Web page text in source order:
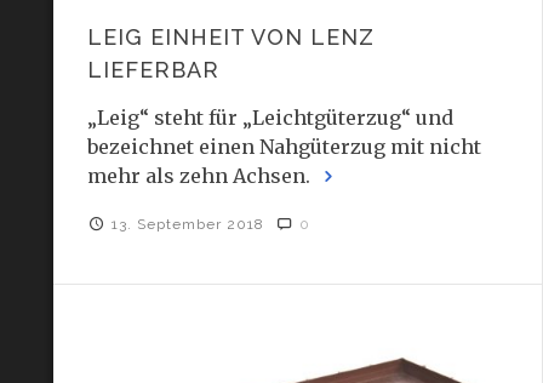
LEIG EINHEIT VON LENZ
LIEFERBAR
„Leig“ steht für „Leichtgüterzug“ und
bezeichnet einen Nahgüterzug mit nicht
mehr als zehn Achsen.
13. September 2018 0